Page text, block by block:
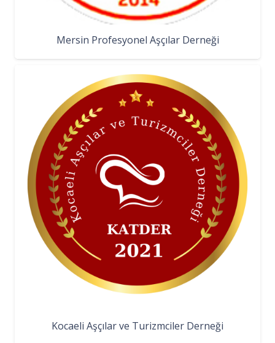
Mersin Profesyonel Aşçılar Derneği
Kocaeli Aşçılar ve Turizmciler Derneği